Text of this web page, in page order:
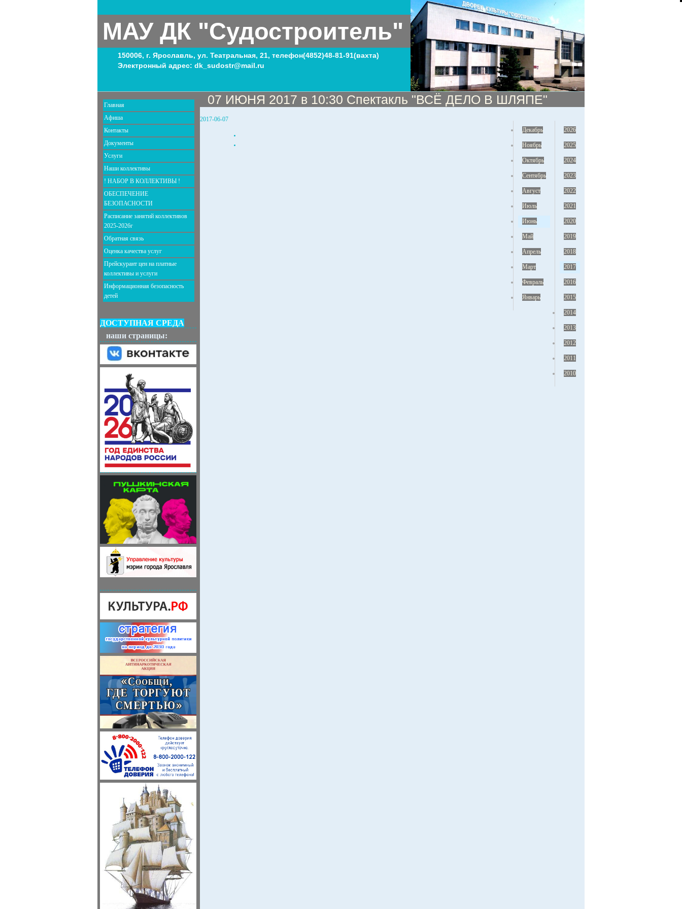
МАУ ДК "Судостроитель"
150006, г. Ярославль, ул. Театральная, 21, телефон(4852)48-81-91(вахта)
Электронный адрес: dk_sudostr@mail.ru
Главная
Афиша
Контакты
Документы
Услуги
Наши коллективы
! НАБОР В КОЛЛЕКТИВЫ !
ОБЕСПЕЧЕНИЕ
БЕЗОПАСНОСТИ
Расписание занятий коллективов
2025-2026г
Обратная связь
Оценка качества услуг
Прейскурант цен на платные
коллективы и услуги
Информационная безопасность
детей
ДОСТУПНАЯ СРЕДА
наши страницы:
07 ИЮНЯ 2017 в 10:30 Спектакль "ВСЁ ДЕЛО В ШЛЯПЕ"
2026
2025
2024
2023
2022
2021
2020
2019
2018
2017
2016
2015
2014
2013
2012
2011
2010
Декабрь
Ноябрь
Октябрь
Сентябрь
Август
Июль
Июнь
Май
Апрель
Март
Февраль
Январь
2017-06-07